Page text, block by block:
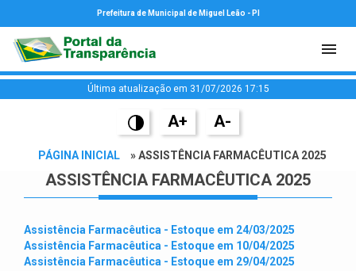
Prefeitura de Municipal de Miguel Leão - PI
Última atualização em 31/07/2026 17:15
A+ A-
PÁGINA INICIAL » ASSISTÊNCIA FARMACÊUTICA 2025
ASSISTÊNCIA FARMACÊUTICA 2025
Assistência Farmacêutica - Estoque em 24/03/2025
Assistência Farmacêutica - Estoque em 10/04/2025
Assistência Farmacêutica - Estoque em 29/04/2025